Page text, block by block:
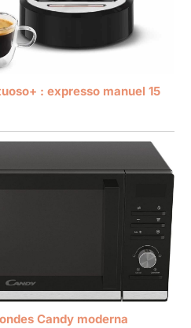
: expresso manuel 15
Candy moderna